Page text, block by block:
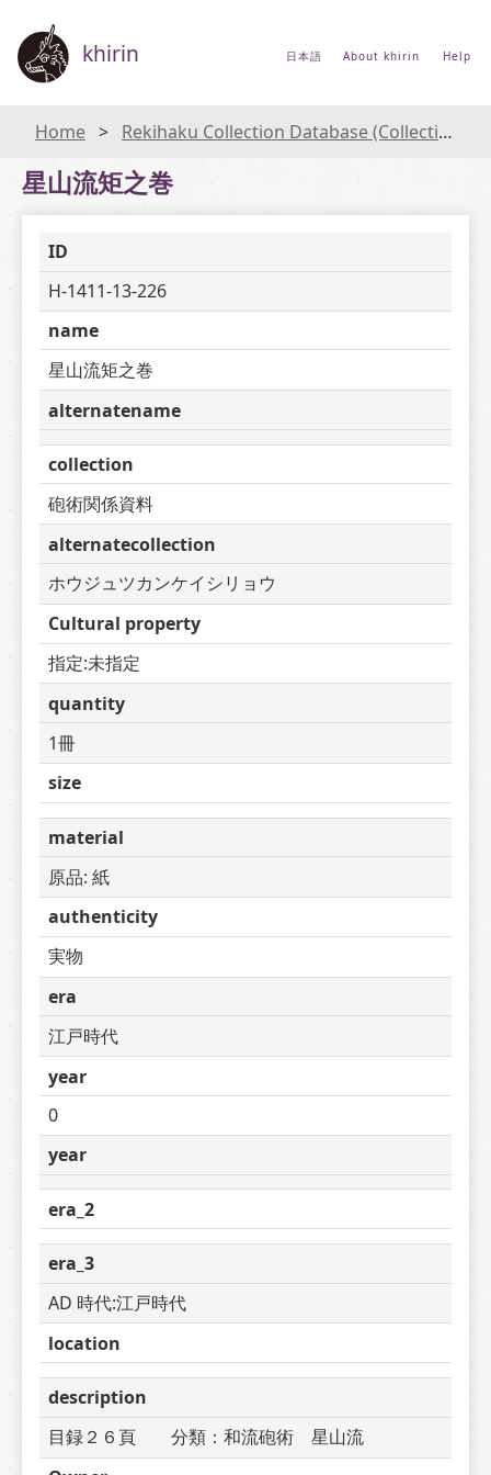
khirin 日本語 About khirin Help
Home Rekihaku Collection Database (Collections Database of the National Museum of Japanese History)
星山流矩之巻
ID
H-1411-13-226
name
星山流矩之巻
alternatename
collection
砲術関係資料
alternatecollection
ホウジュツカンケイシリョウ
Cultural property
指定:未指定
quantity
1冊
size
material
原品: 紙
authenticity
実物
era
江戸時代
year
0
year
era_2
era_3
AD 時代:江戸時代
location
description
目録２６頁　　分類：和流砲術　星山流